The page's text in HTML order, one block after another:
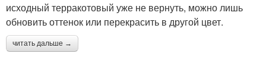
исходный терракотовый уже не вернуть, можно лишь
обновить оттенок или перекрасить в другой цвет.
читать дальше →